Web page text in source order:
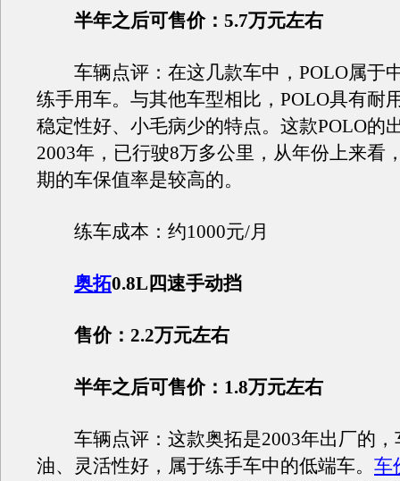
半年之后可售价：5.7万元左右
车辆点评：在这几款车中，POLO属于
练手用车。与其他车型相比，POLO具有耐
稳定性好、小毛病少的特点。这款POLO的
2003年，已行驶8万多公里，从年份上来看
期的车保值率是较高的。
练车成本：约1000元/月
奥拓0.8L四速手动挡
售价：2.2万元左右
半年之后可售价：1.8万元左右
车辆点评：这款奥拓是2003年出厂的，
油、灵活性好，属于练手车中的低端车。 车